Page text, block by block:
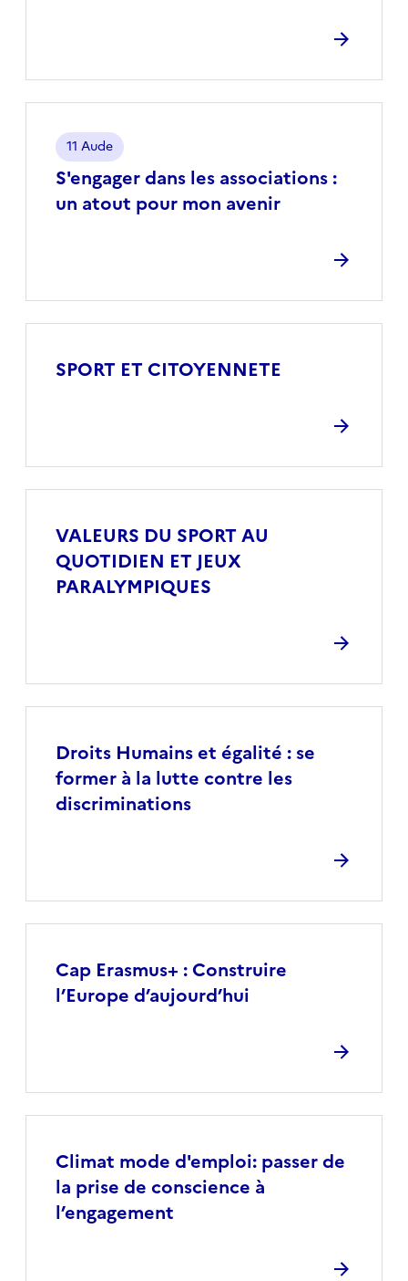
S'engager dans les associations :
un atout pour mon avenir
Localisation
11 Aude
SPORT ET CITOYENNETE
VALEURS DU SPORT AU
QUOTIDIEN ET JEUX
PARALYMPIQUES
Droits Humains et égalité : se
former à la lutte contre les
discriminations
Cap Erasmus+ : Construire
l’Europe d’aujourd’hui
Climat mode d'emploi: passer de
la prise de conscience à
l’engagement